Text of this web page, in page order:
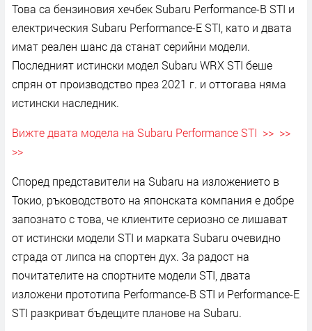
Това са бензиновия хечбек Subaru Performance-B STI и
електрическия Subaru Performance-E STI, като и двата
имат реален шанс да станат серийни модели.
Последният истински модел Subaru WRX STI беше
спрян от производство през 2021 г. и оттогава няма
истински наследник.
Вижте двата модела на Subaru Performance STI >> >>
>>
Според представители на Subaru на изложението в
Токио, ръководството на японската компания е добре
запознато с това, че клиентите сериозно се лишават
от истински модели STI и марката Subaru очевидно
страда от липса на спортен дух. За радост на
почитателите на спортните модели STI, двата
изложени прототипа Performance-B STI и Performance-E
STI разкриват бъдещите планове на Subaru.